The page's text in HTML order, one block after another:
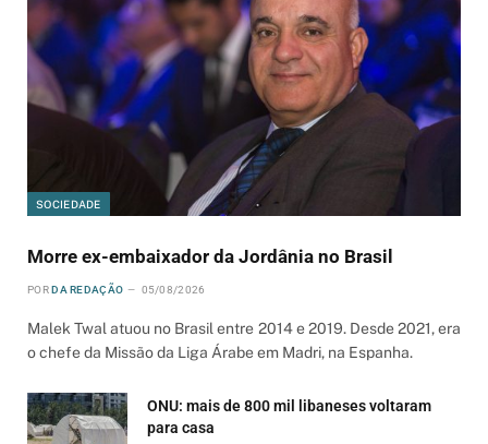
SOCIEDADE
Morre ex-embaixador da Jordânia no Brasil
POR DA REDAÇÃO 05/08/2026
Malek Twal atuou no Brasil entre 2014 e 2019. Desde 2021, era
o chefe da Missão da Liga Árabe em Madri, na Espanha.
ONU: mais de 800 mil libaneses voltaram
para casa